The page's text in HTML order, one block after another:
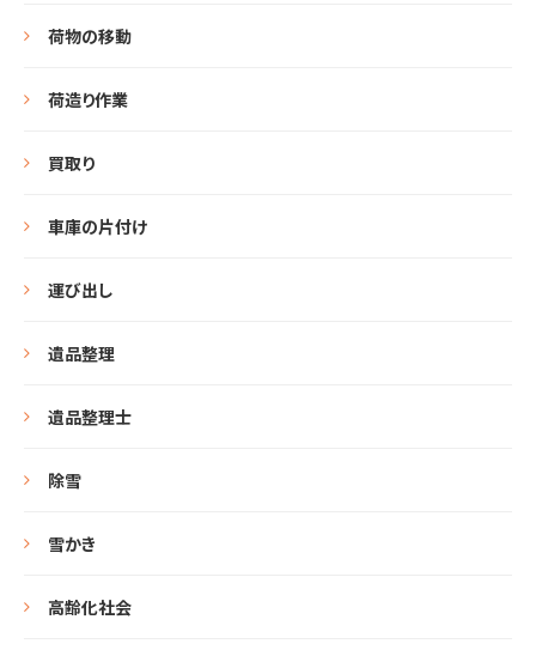
荷物の移動
荷造り作業
買取り
車庫の片付け
運び出し
遺品整理
遺品整理士
除雪
雪かき
高齢化社会